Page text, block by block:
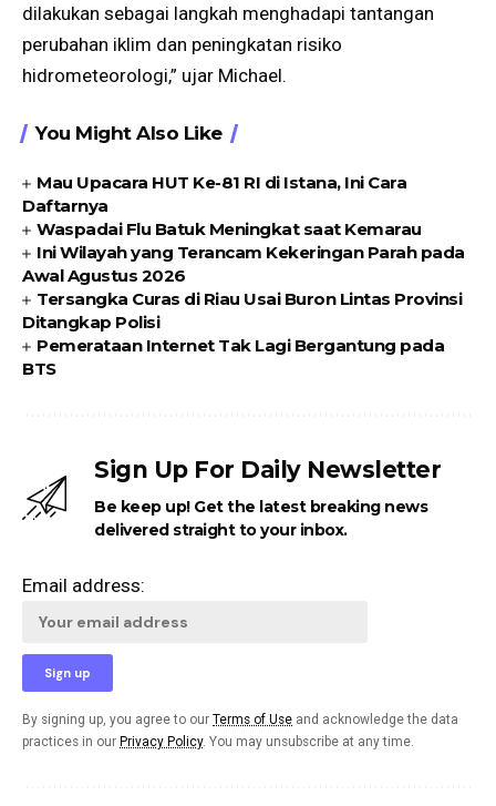
dilakukan sebagai langkah menghadapi tantangan
perubahan iklim dan peningkatan risiko
hidrometeorologi,” ujar Michael.
You Might Also Like
Mau Upacara HUT Ke-81 RI di Istana, Ini Cara
Daftarnya
Waspadai Flu Batuk Meningkat saat Kemarau
Ini Wilayah yang Terancam Kekeringan Parah pada
Awal Agustus 2026
Tersangka Curas di Riau Usai Buron Lintas Provinsi
Ditangkap Polisi
Pemerataan Internet Tak Lagi Bergantung pada
BTS
Sign Up For Daily Newsletter
Be keep up! Get the latest breaking news
delivered straight to your inbox.
Email address:
By signing up, you agree to our Terms of Use and acknowledge the data
practices in our Privacy Policy. You may unsubscribe at any time.